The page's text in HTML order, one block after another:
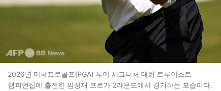
2026년 미국프로골프(PGA) 투어 시그니처 대회 트루이스트
챔피언십에 출전한 임성재 프로가 2라운드에서 경기하는 모습이다.